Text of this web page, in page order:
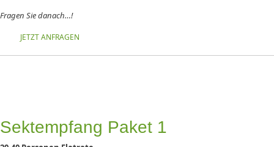
Fragen Sie danach…!
JETZT ANFRAGEN
Sektempfang Paket 1